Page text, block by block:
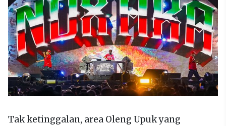
Tak ketinggalan, area Oleng Upuk yang